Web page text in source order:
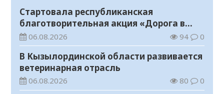
Стартовала республиканская
благотворительная акция «Дорога в
школу»
06.08.2026 94 0
В Кызылординской области развивается
ветеринарная отрасль
06.08.2026 80 0